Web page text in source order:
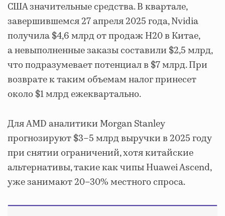
США значительные средства. В квартале,
завершившемся 27 апреля 2025 года, Nvidia
получила $4,6 млрд от продаж H20 в Китае,
а невыполненные заказы составили $2,5 млрд,
что подразумевает потенциал в $7 млрд. При
возврате к таким объемам налог принесет
около $1 млрд ежеквартально.
Для AMD аналитики Morgan Stanley
прогнозируют $3–5 млрд выручки в 2025 году
при снятии ограничений, хотя китайские
альтернативы, такие как чипы Huawei Ascend,
уже занимают 20–30% местного спроса.